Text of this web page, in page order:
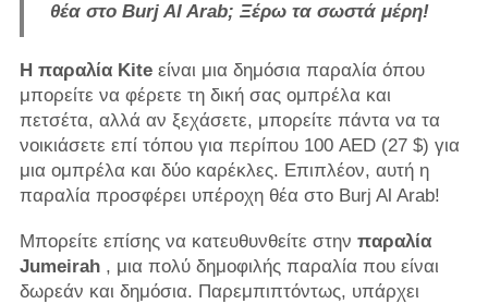
θέα στο Burj Al Arab; Ξέρω τα σωστά μέρη!
Η παραλία Kiteείναι μια δημόσια παραλία όπου
μπορείτε να φέρετε τη δική σας ομπρέλα και
πετσέτα, αλλά αν ξεχάσετε, μπορείτε πάντα να τα
νοικιάσετε επί τόπου για περίπου 100 AED (27 $) για
μια ομπρέλα και δύο καρέκλες. Επιπλέον, αυτή η
παραλία προσφέρει υπέροχη θέα στο Burj Al Arab!
Μπορείτε επίσης να κατευθυνθείτε στην παραλία
Jumeirah, μια πολύ δημοφιλής παραλία που είναι
δωρεάν και δημόσια. Παρεμπιπτόντως, υπάρχει